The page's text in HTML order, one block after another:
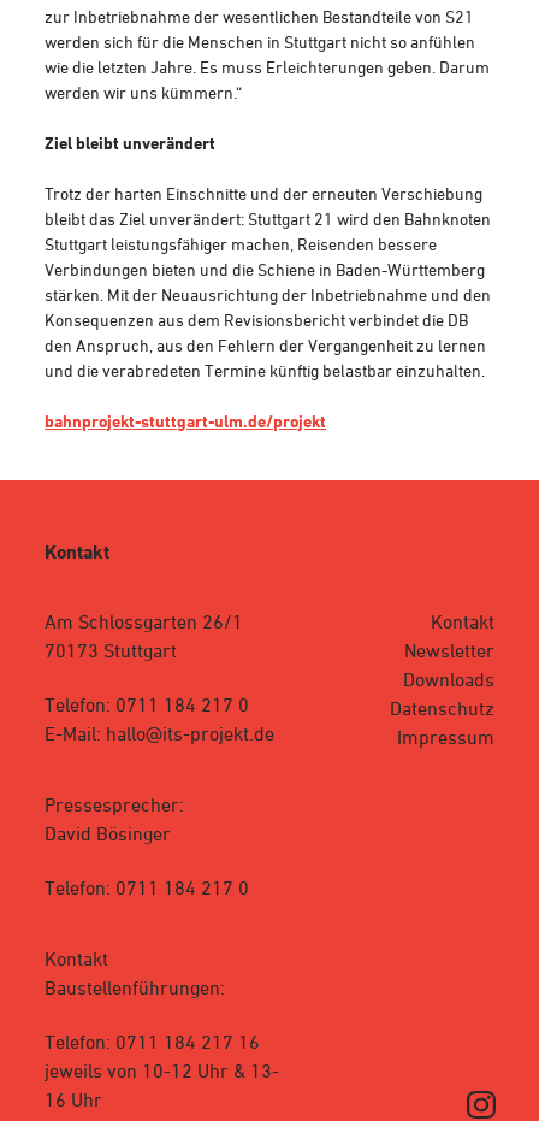
zur Inbetriebnahme der wesentlichen Bestandteile von S21
werden sich für die Menschen in Stuttgart nicht so anfühlen
wie die letzten Jahre. Es muss Erleichterungen geben. Darum
werden wir uns kümmern.“
Ziel bleibt unverändert
Trotz der harten Einschnitte und der erneuten Verschiebung
bleibt das Ziel unverändert: Stuttgart 21 wird den Bahnknoten
Stuttgart leistungsfähiger machen, Reisenden bessere
Verbindungen bieten und die Schiene in Baden-Württemberg
stärken. Mit der Neuausrichtung der Inbetriebnahme und den
Konsequenzen aus dem Revisionsbericht verbindet die DB
den Anspruch, aus den Fehlern der Vergangenheit zu lernen
und die verabredeten Termine künftig belastbar einzuhalten.
bahnprojekt-stuttgart-ulm.de/projekt
Kontakt
Am Schlossgarten 26/1
70173 Stuttgart
Telefon: 0711 184 217 0
E-Mail: hallo@its-projekt.de
Pressesprecher:
David Bösinger
Telefon: 0711 184 217 0
Kontakt
Baustellenführungen:
Telefon: 0711 184 217 16
jeweils von 10-12 Uhr & 13-
16 Uhr
Kontakt
Newsletter
Downloads
Datenschutz
Impressum